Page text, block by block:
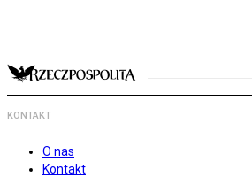
KONTAKT
O nas
Kontakt